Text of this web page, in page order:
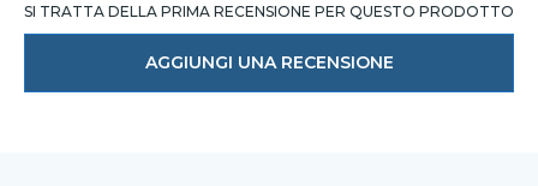
SI TRATTA DELLA PRIMA RECENSIONE PER QUESTO PRODOTTO
AGGIUNGI UNA RECENSIONE